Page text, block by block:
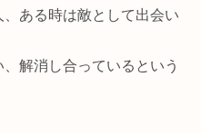
ある時は敵として出会い
解消し合っているという